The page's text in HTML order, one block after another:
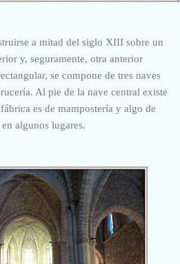
a mitad del siglo XIII sobre un
y, seguramente, otra anterior
se compone de tres naves
Al pie de la nave central existe
es de mampostería y algo de
algunos lugares.